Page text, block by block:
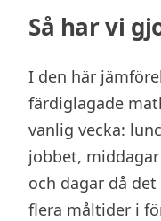
Så har vi
I den här
färdiglagade
vanlig vecka:
jobbet,
och dagar då
flera måltider i